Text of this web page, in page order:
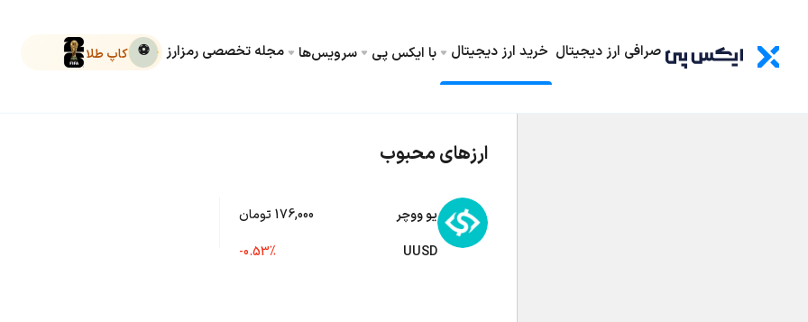
صرافی ارز دیجیتال خرید ارز دیجیتال با ایکس پی سرویس‌ها مجله تخصصی رمزارز ⚽ کاپ طلا
ارزهای محبوب
یو ووچر
UUSD
176,000 تومان
-0.53%